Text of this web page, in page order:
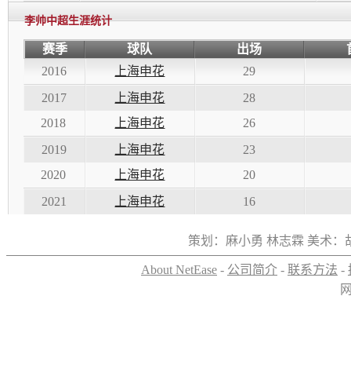
李帅中超生涯统计
赛季 球队 出场
2016
上海申花
29
2017
上海申花
28
2018
上海申花
26
2019
上海申花
23
2020
上海申花
20
2021
上海申花 16
策划：麻小勇 林志霖 美术：
About NetEase - 公司简介 - 联系方法 -